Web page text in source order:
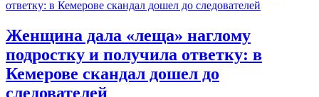
Женщина дала «леща» наглому
подростку и получила ответку: в
Кемерове скандал дошел до
следователей